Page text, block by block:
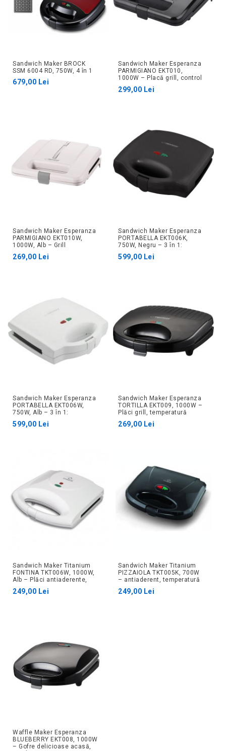
Sandwich Maker BROCK
SSM 6004 RD, 750W, 4 în 1
679,00 Lei
Sandwich Maker Esperanza
PARMIGIANO EKT010,
1000W – Placă grill, control
automat
299,00 Lei
Sandwich Maker Esperanza
PARMIGIANO EKT010W,
1000W, Alb – Grill
antiaderent, temperatură
automată
269,00 Lei
Sandwich Maker Esperanza
PORTABELLA EKT006K,
750W, Negru – 3 în 1:
sandwich, grill, waffles
599,00 Lei
Sandwich Maker Esperanza
PORTABELLA EKT006W,
750W, Alb – 3 în 1:
sandwich, grill, gofre
599,00 Lei
Sandwich Maker Esperanza
TORTILLA EKT009, 1000W –
Plăci grill, temperatură
automată
269,00 Lei
Sandwich Maker Titanium
FONTINA TKT006W, 1000W,
Alb – Plăci antiaderente,
249,00 Lei
Sandwich Maker Titanium
PIZZAIOLA TKT005K, 700W
– antiaderent, temperatură
249,00 Lei
Waffle Maker Esperanza
BLUEBERRY EKT008, 1000W
– Gofre delicioase acasă,